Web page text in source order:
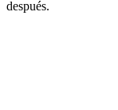
después.